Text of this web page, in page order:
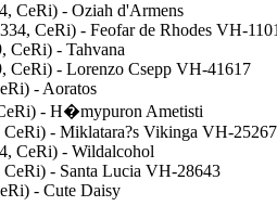
CeRi) - Oziah d'Armens
CeRi) - Feofar de Rhodes VH-
CeRi) - Tahvana
CeRi) - Lorenzo Csepp VH-41617
- Aoratos
- H�mypuron Ametisti
- Miklatara?s Vikinga VH-25267
CeRi) - Wildalcohol
- Santa Lucia VH-28643
- Cute Daisy